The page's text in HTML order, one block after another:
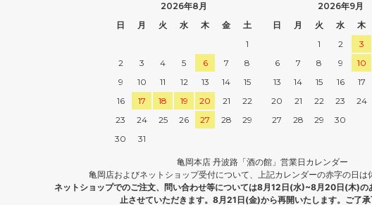
2026年8月
日
月 火 水 木 金
土
1
2
3 4 5 6 7
8
9
10 11 12 13 14
15
16
17 18 19 20 21
22
23
24 25 26 27 28
29
30
31
2026年9月
日
月 火 水 木
1
2 3
6
7 8 9 10
13
14 15 16 17
20
21 22 23 24
27
28 29 30
亀岡本店 丹波路「酒の館」営業日カレンダー
亀岡店およびネットショップ受付について、上記カレンダーの赤字の日は
ネットショップでのご注文、問い合わせ等については8月12日(水)~8月20日(木)の
止させていただきます。8月21日(金)から再開いたします。ご了承